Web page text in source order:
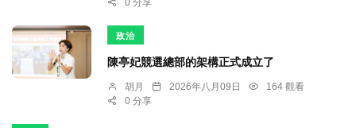
0 分享
政治
陳亭妃競選總部的架構正式成立了
胡月 2026年八月09日
164 觀看
0 分享